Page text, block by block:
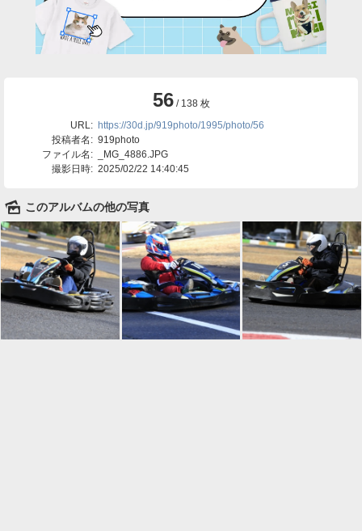
56 / 138 枚
URL: https://30d.jp/919photo/1995/photo/56
投稿者名: 919photo
ファイル名:
_MG_4886.JPG
撮影日時: 2025/02/22 14:40:45
🌄 このアルバムの他の写真